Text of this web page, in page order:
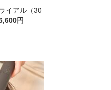
イアル（30
円